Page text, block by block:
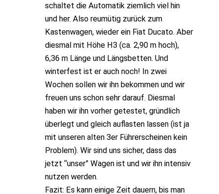
schaltet die Automatik ziemlich viel hin
und her. Also reumütig zurück zum
Kastenwagen, wieder ein Fiat Ducato. Aber
diesmal mit Höhe H3 (ca. 2,90 m hoch),
6,36 m Länge und Längsbetten. Und
winterfest ist er auch noch! In zwei
Wochen sollen wir ihn bekommen und wir
freuen uns schon sehr darauf. Diesmal
haben wir ihn vorher getestet, gründlich
überlegt und gleich auflasten lassen (ist ja
mit unseren alten 3er Führerscheinen kein
Problem). Wir sind uns sicher, dass das
jetzt “unser” Wagen ist und wir ihn intensiv
nutzen werden.
Fazit: Es kann einige Zeit dauern, bis man